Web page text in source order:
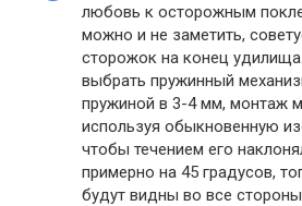
любовь к осторожным
можно и не заметить,
сторожок на конец
выбрать пружинный
пружиной в 3-4 мм, монтаж
используя обыкновенную
чтобы течением его
примерно на 45 градусов,
будут видны во все